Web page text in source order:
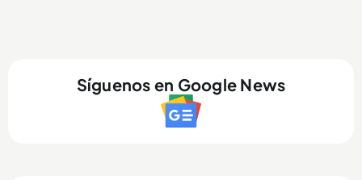
Síguenos en Google News